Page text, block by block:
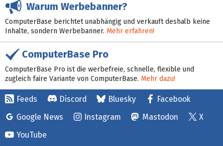
Warum Werbebanner?
ComputerBase berichtet unabhängig und verkauft deshalb keine
Inhalte, sondern Werbebanner. Mehr erfahren!
ComputerBase Pro
ComputerBase Pro ist die werbefreie, schnelle, flexible und
zugleich faire Variante von ComputerBase. Mehr dazu!
Feeds Discord Bluesky
Facebook
Google News
Instagram Mastodon
X
YouTube